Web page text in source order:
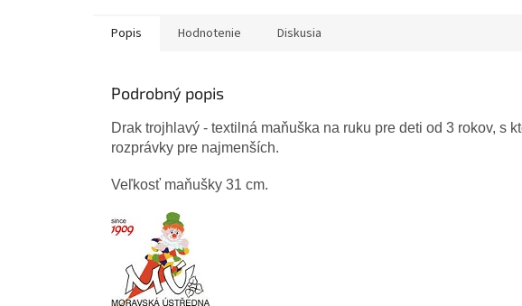
Popis Hodnotenie Diskusia
Podrobný popis
Drak trojhlavý - textilná maňuška na ruku pre deti od 3 rokov, s
rozprávky pre najmenších.
Veľkosť maňušky 31 cm.